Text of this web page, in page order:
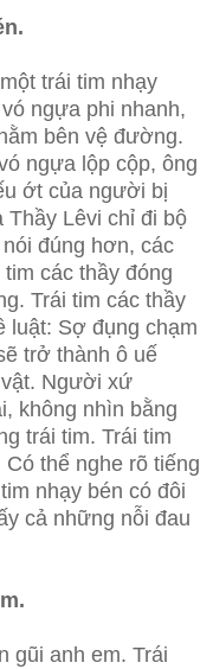
trái tim nhạy
ngựa phi nhanh,
bên vệ đường.
ngựa lộp cộp, ông
ớt của người bị
Thầy Lêvi chỉ đi bộ
đúng hơn, các
các thầy đóng
Trái tim các thầy
luật: Sợ đụng chạm
trở thành ô uế
Người xứ
không nhìn bằng
trái tim. Trái tim
thể nghe rõ tiếng
nhạy bén có đôi
cả những nỗi đau
gũi anh em. Trái